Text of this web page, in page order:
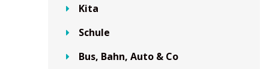
Kita
Schule
Bus, Bahn, Auto & Co